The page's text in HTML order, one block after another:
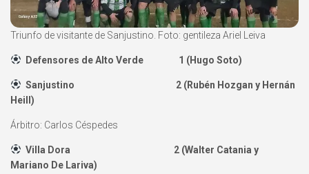
Triunfo de visitante de Sanjustino. Foto: gentileza Ariel Leiva
Defensores de Alto Verde 1 (Hugo Soto)
Sanjustino 2 (Rubén Hozgan y Hernán
Heill)
Árbitro: Carlos Céspedes
Villa Dora 2 (Walter Catania y
Mariano De Lariva)